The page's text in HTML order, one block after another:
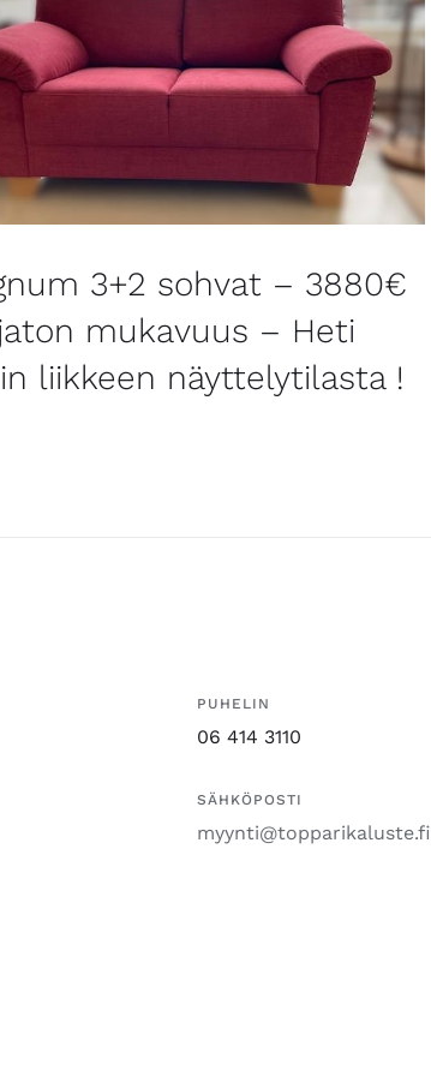
3+2 sohvat – 3880€
mukavuus – Heti
liikkeen näyttelytilasta !
PUHELIN
06 414 3110
SÄHKÖPOSTI
myynti@topparikaluste.fi